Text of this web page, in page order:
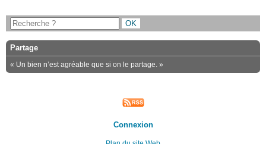
Partage
« Un bien n’est agréable que si on le partage. »
Connexion